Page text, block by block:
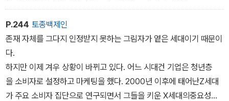
는 속도와 세계화가 초래한 공동체의 변화를 따라가지 못하는사람들
로 끈끈한 유대감이 있던 ‘좋았던 옛날‘을 추억하며 노동계급의 가치
관을 중시한다는 것이다.
과 정치인들 쪽으로 분노를 돌리지 않으리라 생각한 위정자들의 지혜
일지도 모른다. 이런 것은 예전부터 ‘DIVIDE &RULE(분할과 동
치)‘이라 불려왔다. 그렇다면 노동 계급은 UNITE& FIGHT(연대
와 투쟁)‘이다. 오, 멋진 라임이잖아!
노동 계급의 세력이 약해진 현대에 바람직한 노동계급의 모습이란 다
양한 인종, 젠더, 성적 취향, 종교, 생활습관과 문화를 가진, 그럼에
도 ‘돈과 고용‘이라는 하나의 점에서 이어지는 집단일것이다.
사회의 잡다한 일, 사무적인 일 같은 것을 해내며 담담하게 소박하
게 세상을 돌아가게 하는 세대가 X세대다. 실제로 사회의 중심이 되
어 커뮤니티를 운영하는 나이가 된 세대니까.
나도 일단은 X세대에 속해 있으니 아무래도 호의적인 눈으로바라보
는 것인지도 모르겠다. 그것도 그렇지만, 최근의 영국을보면서 나
는 X세대에 좀 더 애정을 느끼게 된 것 같다(보리스 존슨총리도 X세
대가 아니냐고 하는 사람들에게는 그는 1964년에 태어났으니 베이
P.244 토종백제인
존재 자체를 그다지 인정받지 못하는 그림자가 옅은 세대이기 때문이
다.
하지만 이제 겨우 상황이 바뀌고 있다. 어느 시대건 기업은 청년층
을 소비자로 설정하고 마케팅을 했다. 2000년 이후에 태어난Z세대
가 주요 소비자 집단으로 연구되면서 그들을 키운 X세대의중요성에